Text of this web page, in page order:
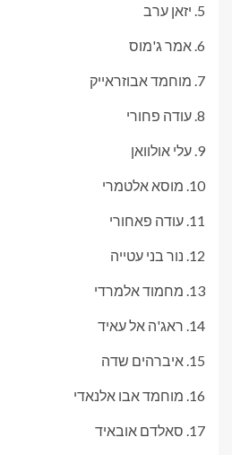
5. יזאן ערב
6. אמר ג'מוס
7. מוחמד אבוזראייק
8. עודה פחורי
9. עלי אולוואן
10. מוסא אלטמרי
11. עודה פאחורי
12. נור בני עטייה
13. מחמוד אלמרדי
14. ראג'ה אל עאיד
15. איברהים שדה
16. מוחמד אבו אלנאדי
17. סאלדם אובאיד